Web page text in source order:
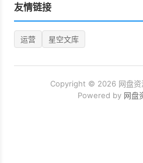
友情链接
运营 星空文库
Copyright © 2026 网盘资
Powered by 网盘